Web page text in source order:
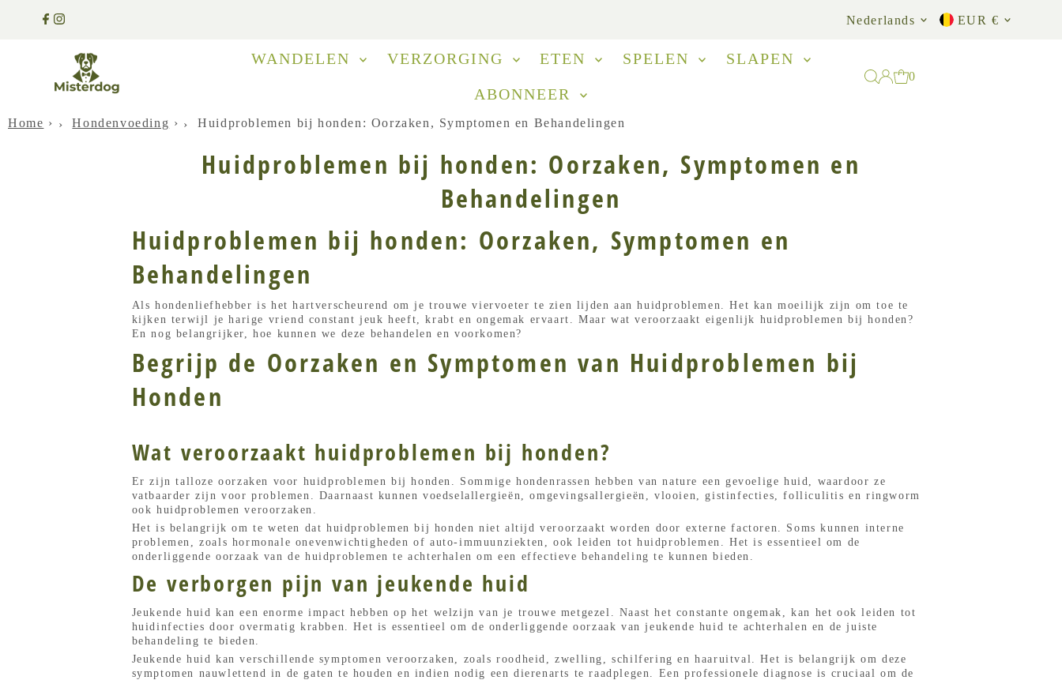
Taal
Nederlands EUR €
WANDELEN VERZORGING ETEN SPELEN SLAPEN
ABONNEER
0
Home › Hondenvoeding › Huidproblemen bij honden: Oorzaken, Symptomen en Behandelingen
Huidproblemen bij honden: Oorzaken, Symptomen en
Behandelingen
Huidproblemen bij honden: Oorzaken, Symptomen en
Behandelingen
Als hondenliefhebber is het hartverscheurend om je trouwe viervoeter te zien lijden aan huidproblemen. Het kan moeilijk zijn om toe te
kijken terwijl je harige vriend constant jeuk heeft, krabt en ongemak ervaart. Maar wat veroorzaakt eigenlijk huidproblemen bij honden?
En nog belangrijker, hoe kunnen we deze behandelen en voorkomen?
Begrijp de Oorzaken en Symptomen van Huidproblemen bij
Honden
Wat veroorzaakt huidproblemen bij honden?
Er zijn talloze oorzaken voor huidproblemen bij honden. Sommige hondenrassen hebben van nature een gevoelige huid, waardoor ze
vatbaarder zijn voor problemen. Daarnaast kunnen voedselallergieën, omgevingsallergieën, vlooien, gistinfecties, folliculitis en ringworm
ook huidproblemen veroorzaken.
Het is belangrijk om te weten dat huidproblemen bij honden niet altijd veroorzaakt worden door externe factoren. Soms kunnen interne
problemen, zoals hormonale onevenwichtigheden of auto-immuunziekten, ook leiden tot huidproblemen. Het is essentieel om de
onderliggende oorzaak van de huidproblemen te achterhalen om een effectieve behandeling te kunnen bieden.
De verborgen pijn van jeukende huid
Jeukende huid kan een enorme impact hebben op het welzijn van je trouwe metgezel. Naast het constante ongemak, kan het ook leiden tot
huidinfecties door overmatig krabben. Het is essentieel om de onderliggende oorzaak van jeukende huid te achterhalen en de juiste
behandeling te bieden.
Jeukende huid kan verschillende symptomen veroorzaken, zoals roodheid, zwelling, schilfering en haaruitval. Het is belangrijk om deze
symptomen nauwlettend in de gaten te houden en indien nodig een dierenarts te raadplegen. Een professionele diagnose is cruciaal om de